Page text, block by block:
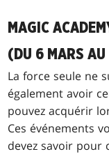
MAGIC
(DU 6 MARS
La force seule ne
également avoir
pouvez acquérir
Ces événements
devez savoir